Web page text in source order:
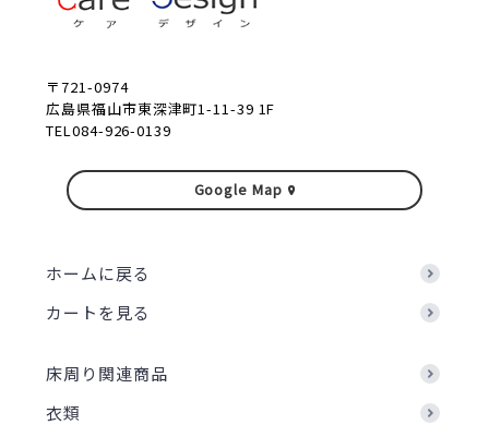
〒721-0974
広島県福山市東深津町1-11-39 1F
TEL084-926-0139
Google Map
ホームに戻る
カートを見る
床周り関連商品
衣類